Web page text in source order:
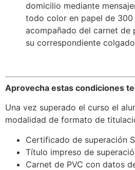
domicilio mediante
todo color en papel de 300
acompañado del carnet de
su correspondiente
Aprovecha estas condiciones
Una vez superado el curso el
modalidad de formato de
Certificado de superación
Título impreso de
Carnet de PVC con datos